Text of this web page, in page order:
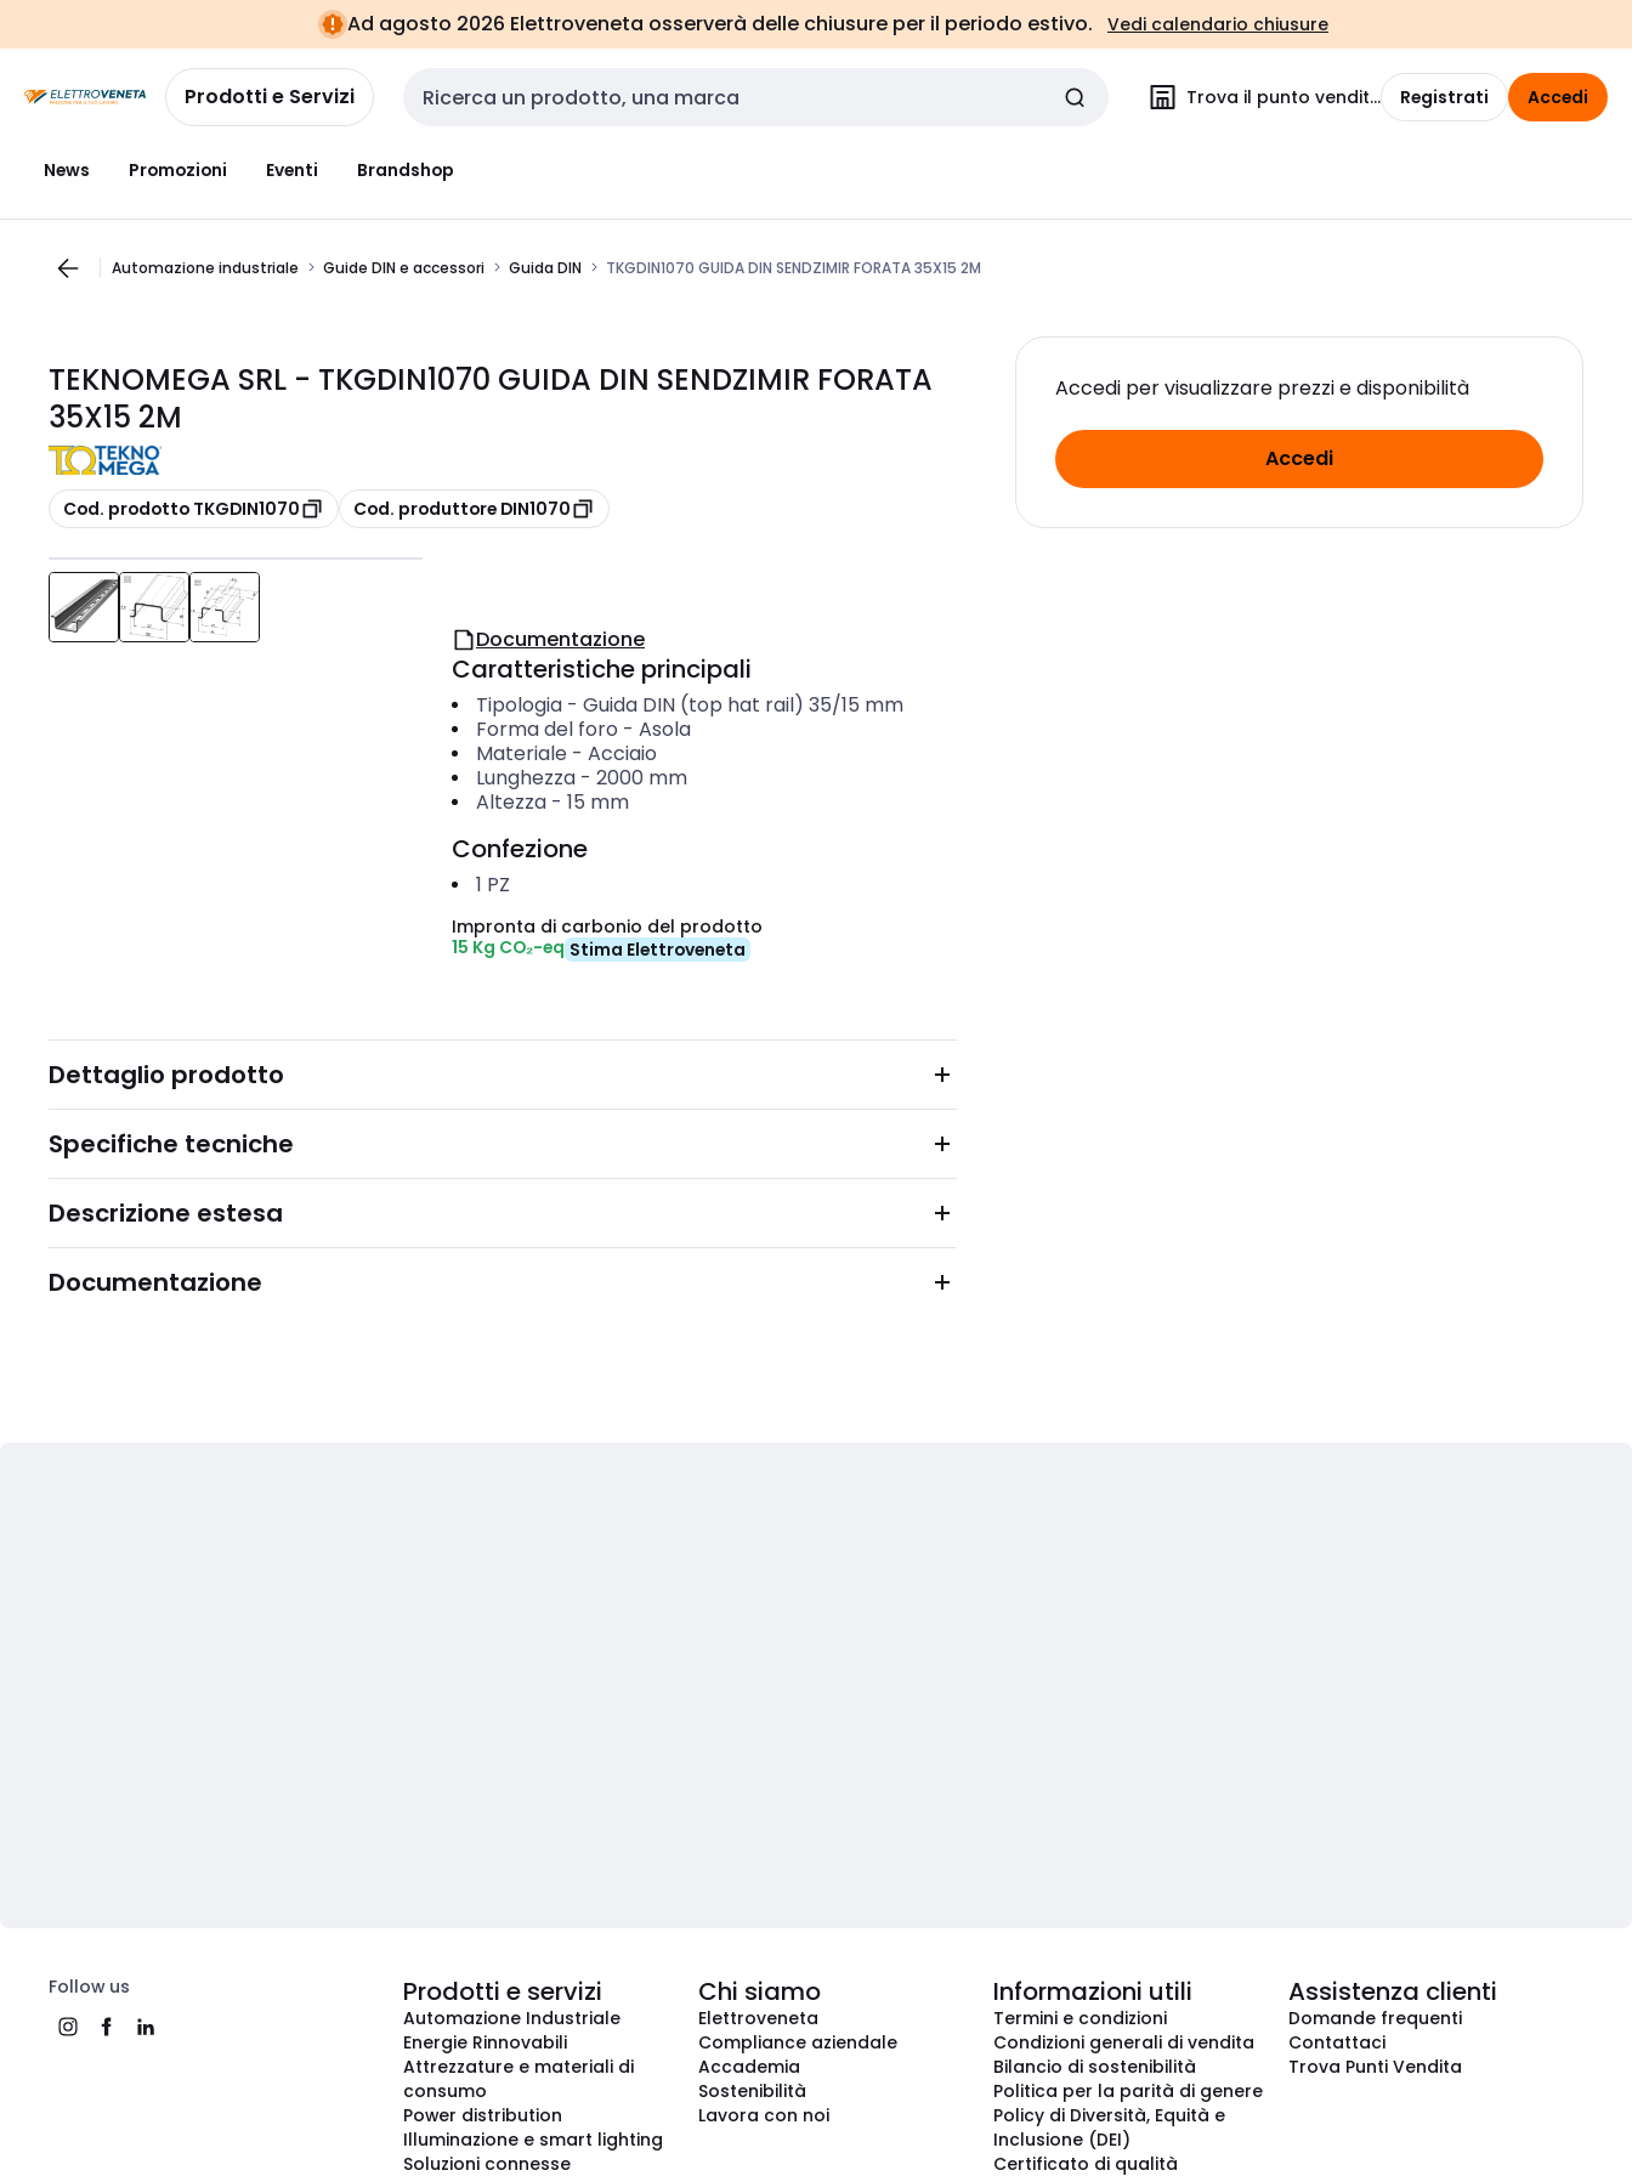
navigazionealla
pagina
Ad agosto 2026 Elettroveneta osserverà delle chiusure per il periodo estivo. Vedi calendario chiusure
Prodotti e Servizi Cerca input Trova il punto vendita Registrati Accedi
News Promozioni Eventi Brandshop
Automazione industriale Guide DIN e accessori Guida DIN TKGDIN1070 GUIDA DIN SENDZIMIR FORATA 35X15 2M
TEKNOMEGA SRL - TKGDIN1070 GUIDA DIN SENDZIMIR FORATA
35X15 2M
copia
Cod. prodotto TKGDIN1070 copia
Cod. produttore DIN1070
Accedi per visualizzare prezzi e disponibilità
Accedi
Documentazione
Caratteristiche principali
Tipologia- Guida DIN (top hat rail) 35/15 mm
Forma del foro - Asola
Materiale - Acciaio
Lunghezza- 2000 mm
Altezza- 15 mm
Confezione
1 PZ
Impronta di carbonio del prodotto
15 Kg CO₂-eq Stima Elettroveneta
Dettaglio prodotto
Specifiche tecniche
Descrizione estesa
Documentazione
Follow us Prodotti e servizi
Automazione Industriale
Energie Rinnovabili
Attrezzature e materiali di
consumo
Power distribution
Illuminazione e smart lighting
Soluzioni connesse
Chi siamo
Elettroveneta
Compliance aziendale
Accademia
Sostenibilità
Lavora con noi
Informazioni utili
Termini e condizioni
Condizioni generali di vendita
Bilancio di sostenibilità
Politica per la parità di genere
Policy di Diversità, Equità e
Inclusione (DEI)
Certificato di qualità
Assistenza clienti
Domande frequenti
Contattaci
Trova Punti Vendita